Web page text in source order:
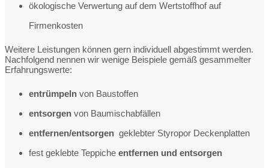
ökologische Verwertung auf dem Wertstoffhof auf
Firmenkosten
Weitere Leistungen können gern individuell abgestimmt werden.
Nachfolgend nennen wir wenige Beispiele gemäß gesammelter
Erfahrungswerte:
entrümpeln von Baustoffen
entsorgen von Baumischabfällen
entfernen/entsorgen geklebter Styropor Deckenplatten
fest geklebte Teppiche entfernen und entsorgen